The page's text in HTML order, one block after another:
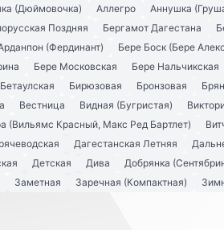
(Дюймовочка) Аллегро Аннушка
Поздняя Бергамот Дагестана
(Фердинант) Бере Боск (Бере
Бере Московская Бере Нальчикская
Бетаулская Бирюзовая Бронзовая
Вестница Видная (Бугристая)
(Вильямс Красный, Макс Ред Бартлет)
Дагестанская Летняя
Детская Дива Добрянка
Заметная Заречная (Компактная)